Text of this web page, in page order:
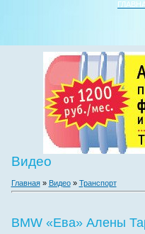
Видео
Главная» Видео» Транспорт
BMW «Ева» Алены